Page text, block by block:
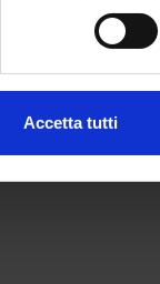
Accetta tutti